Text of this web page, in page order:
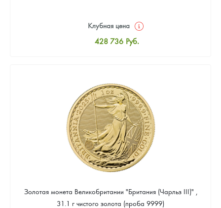
Клубная цена
428 736 Руб.
395 183 Руб.
Золотая монета Великобритании "Британия (Чарльз III)" ,
31.1 г чистого золота (проба 9999)